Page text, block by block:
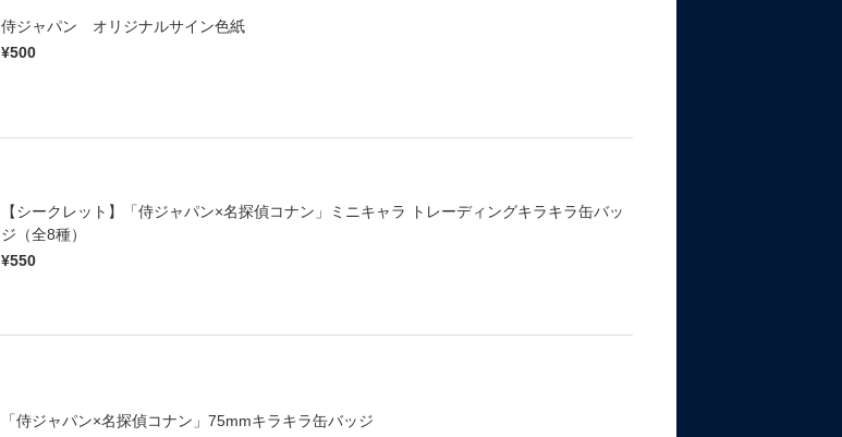
侍ジャパン オリジナルサイン色紙
¥500
【シークレット】「侍ジャパン×名探偵コナン」ミニキャラ トレーディングキラキラ缶バッ
ジ（全8種）
¥550
「侍ジャパン×名探偵コナン」75mmキラキラ缶バッジ